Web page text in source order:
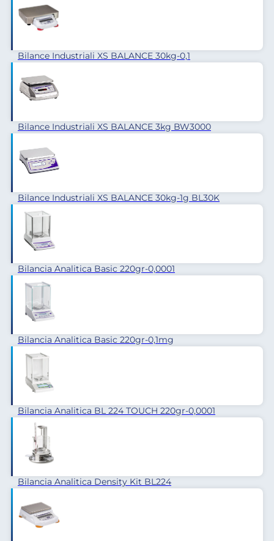
Bilance Industriali XS BALANCE 30kg-0,1
Bilance Industriali XS BALANCE 3kg BW3000
Bilance Industriali XS BALANCE 30kg-1g BL30K
Bilancia Analitica Basic 220gr-0,0001
Bilancia Analitica Basic 220gr-0,1mg
Bilancia Analitica BL 224 TOUCH 220gr-0,0001
Bilancia Analitica Density Kit BL224